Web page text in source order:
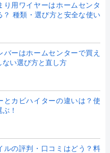
り用ワイヤーはホームセンタ
？ 種類・選び方と安全な使い
バーはホームセンターで買え
ない選び方と直し方
とカビハイターの違いは？使
！
ルの評判・口コミはどう？料